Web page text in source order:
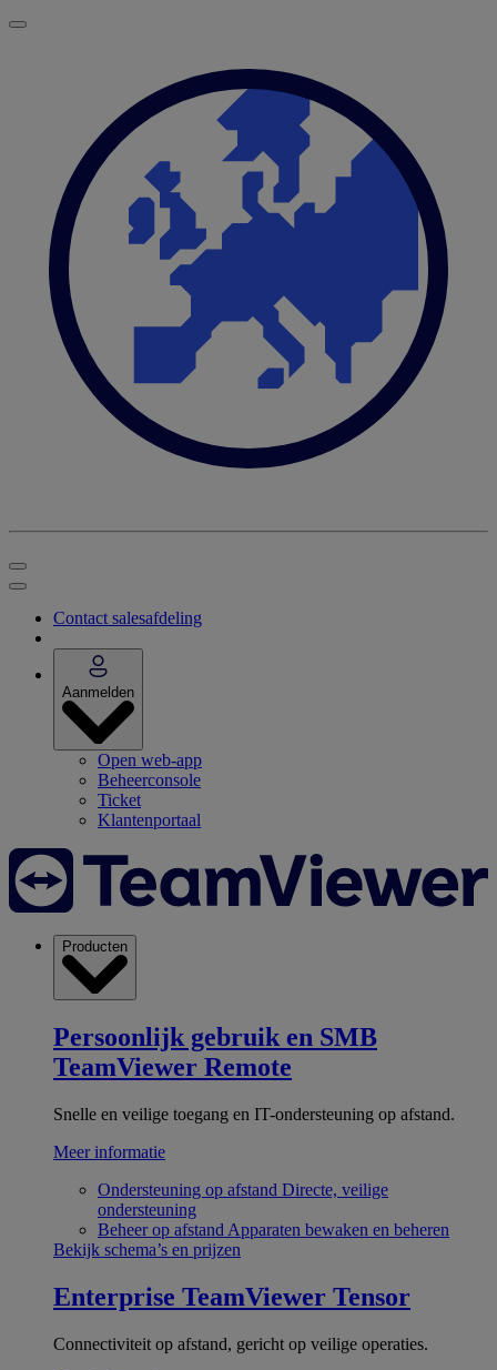
Contact salesafdeling
Aanmelden
Open web-app
Beheerconsole
Ticket
Klantenportaal
Producten
Persoonlijk gebruik en SMB
TeamViewer Remote
Snelle en veilige toegang en IT-ondersteuning op afstand.
Meer informatie
Ondersteuning op afstand Directe, veilige
ondersteuning
Beheer op afstand Apparaten bewaken en beheren
Bekijk schema’s en prijzen
Enterprise TeamViewer Tensor
Connectiviteit op afstand, gericht op veilige operaties.